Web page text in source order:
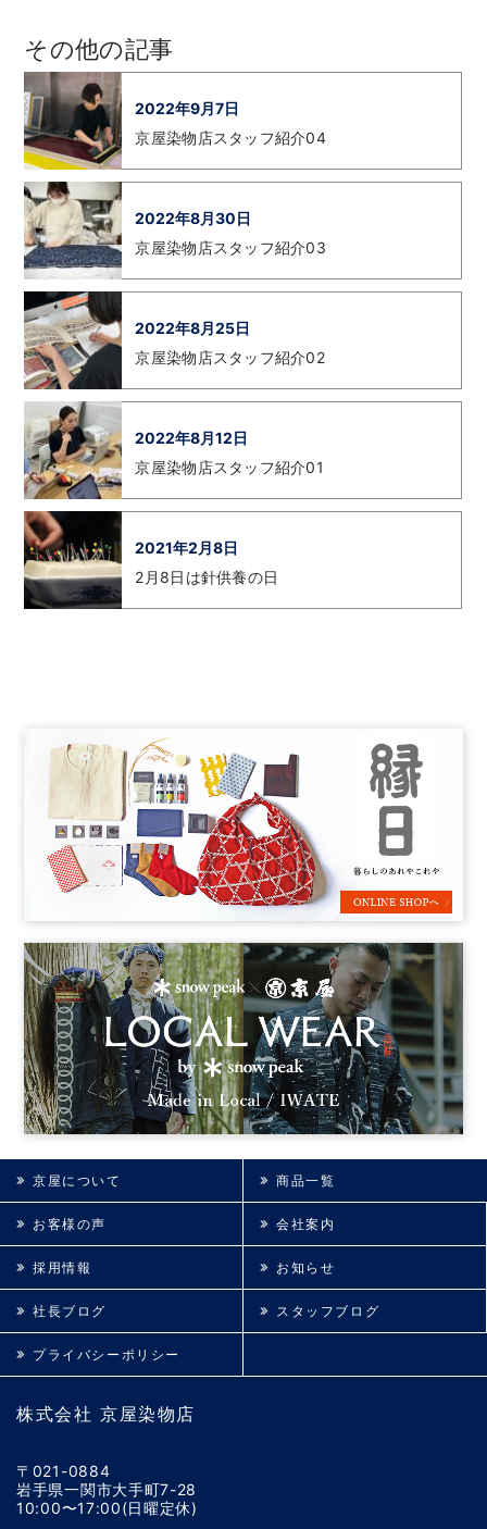
その他の記事
2022年9月7日
京屋染物店スタッフ紹介04
2022年8月30日
京屋染物店スタッフ紹介03
2022年8月25日
京屋染物店スタッフ紹介02
2022年8月12日
京屋染物店スタッフ紹介01
2021年2月8日
2月8日は針供養の日
株式会社 京屋染物店
〒021-0884
岩手県一関市大手町7-28
10:00〜17:00(日曜定休)
京屋について 商品一覧
お客様の声 会社案内
採用情報 お知らせ
社長ブログ スタッフブログ
プライバシーポリシー